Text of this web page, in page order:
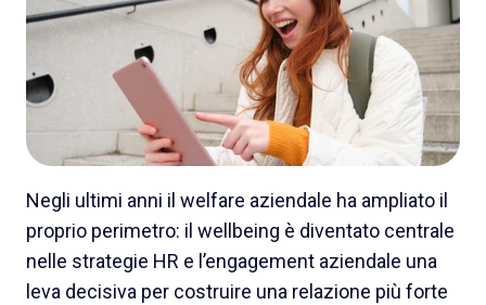
Negli ultimi anni il welfare aziendale ha ampliato il
proprio perimetro: il wellbeing è diventato centrale
nelle strategie HR e l’engagement aziendale una
leva decisiva per costruire una relazione più forte